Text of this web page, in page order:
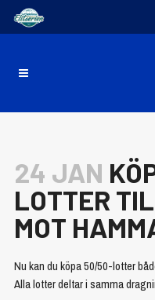
24 JAN
LOTTER
MOT
Nu kan du köpa 50/50-lotter
Alla lotter deltar i samma